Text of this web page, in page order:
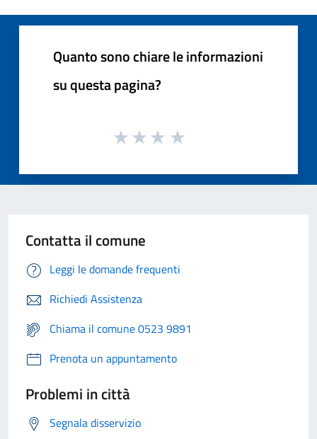
Quanto sono chiare le informazioni
su questa pagina?
Contatta il comune
Leggi le domande frequenti
Richiedi Assistenza
Chiama il comune 0523 9891
Prenota un appuntamento
Problemi in città
Segnala disservizio